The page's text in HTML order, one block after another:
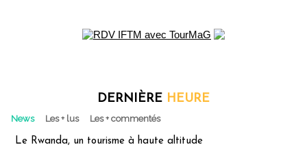
DERNIÈRE HEURE
News Les + lus Les + commentés
Le Rwanda, un tourisme à haute altitude